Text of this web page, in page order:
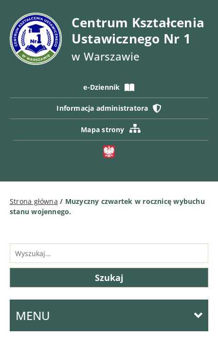
Centrum Kształcenia
Ustawicznego Nr 1
w Warszawie
e-Dziennik
Informacja administratora
Mapa strony
Strona główna / Muzyczny czwartek w rocznicę wybuchu
stanu wojennego.
MENU